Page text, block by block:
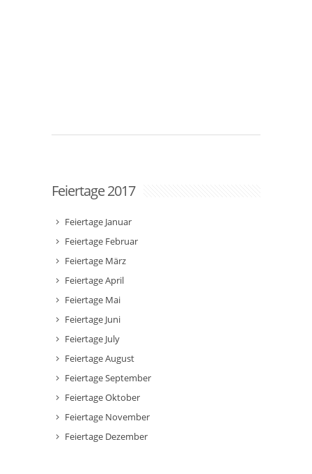
Feiertage 2017
Feiertage Januar
Feiertage Februar
Feiertage März
Feiertage April
Feiertage Mai
Feiertage Juni
Feiertage July
Feiertage August
Feiertage September
Feiertage Oktober
Feiertage November
Feiertage Dezember